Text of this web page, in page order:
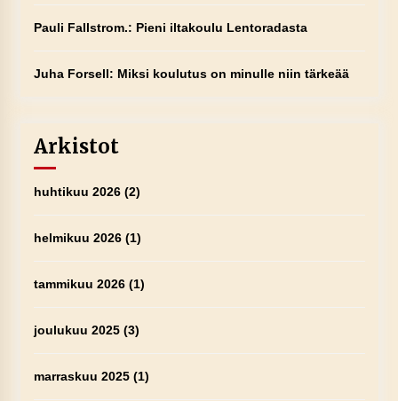
Pauli Fallstrom.: Pieni iltakoulu Lentoradasta
Juha Forsell: Miksi koulutus on minulle niin tärkeää
Arkistot
huhtikuu 2026(2)
helmikuu 2026(1)
tammikuu 2026(1)
joulukuu 2025(3)
marraskuu 2025(1)